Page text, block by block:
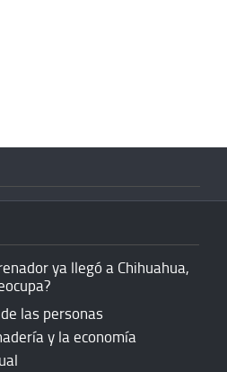
ya llegó a Chihuahua,
las personas
y la economía